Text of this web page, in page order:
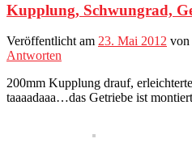
Kupplung, Schwungrad,
Veröffentlicht am 23. Mai 2012 von
Antworten
200mm Kupplung drauf,
taaaadaaa…das Getriebe ist